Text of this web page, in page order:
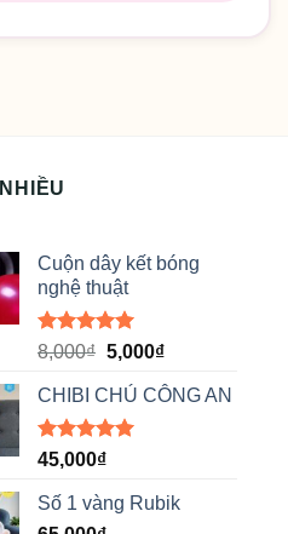
Cuộn dây kết bóng
nghệ thuật
Được xếp
5 sao
8,000₫ Giá
là:
8,000₫.
5,000₫Giá
tại
CHIBI CHÚ CÔNG AN
Được xếp
5 sao
45,000₫
Số 1 vàng Rubik